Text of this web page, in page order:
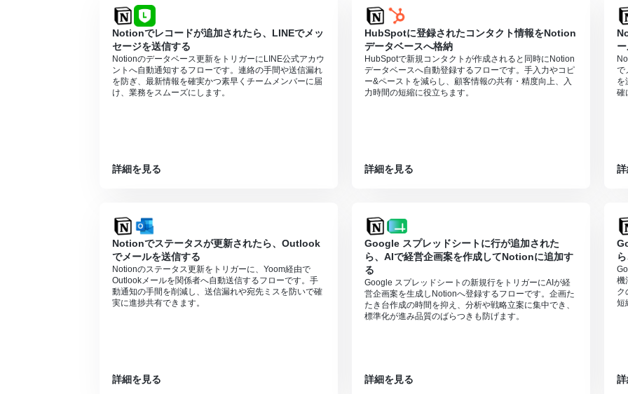
Notionでレコードが追加されたら、LINEでメッ
セージを送信する
Notionのデータベース更新をトリガーにLINE公式アカウ
ントへ自動通知するフローです。連絡の手間や送信漏れ
を防ぎ、最新情報を確実かつ素早くチームメンバーに届
け、業務をスムーズにします。
詳細を見る
HubSpotに登録されたコンタクト情報をNotion
データベースへ格納
HubSpotで新規コンタクトが作成されると同時にNotion
データベースへ自動登録するフローです。手入力やコピ
ー&ペーストを減らし、顧客情報の共有・精度向上、入
力時間の短縮に役立ちます。
詳細を見る
で
を
確
Notionでステータスが更新されたら、Outlook
でメールを送信する
Notionのステータス更新をトリガーに、Yoom経由で
Outlookメールを関係者へ自動送信するフローです。手
動通知の手間を削減し、送信漏れや宛先ミスを防いで確
実に進捗共有できます。
詳細を見る
Google スプレッドシートに行が追加された
ら、AIで経営企画案を作成してNotionに追加す
る
Google スプレッドシートの新規行をトリガーにAIが経
営企画案を生成しNotionへ登録するフローです。企画た
たき台作成の時間を抑え、分析や戦略立案に集中でき、
標準化が進み品質のばらつきも防げます。
詳細を見る
機
ク
短